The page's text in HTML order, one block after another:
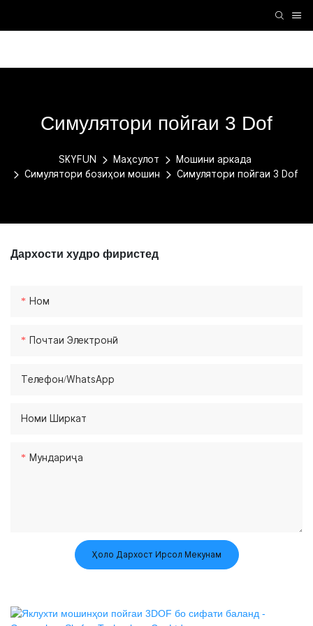
Симулятори пойгаи 3 Dof
SKYFUN Маҳсулот
Мошини аркада
Симулятори бозиҳои мошин
Симулятори пойгаи 3 Dof
Дархости худро фиристед
Ном
Почтаи Электронӣ
Телефон/whatsApp
Номи Ширкат
Мундариҷа
Ҳоло Дархост Ирсол Мекунам